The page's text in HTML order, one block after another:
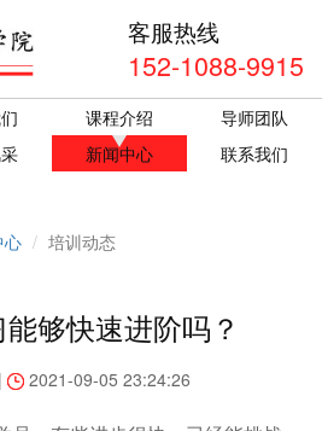
客服热线
152-1088-9915
课程介绍
导师团队
新闻中心 联系我们
心 培训动态
够快速进阶吗？
2021-09-05 23:24:26